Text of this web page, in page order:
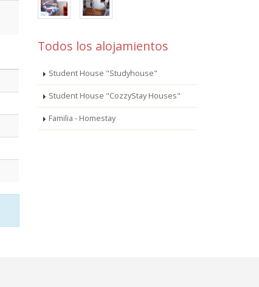
Todos los alojamientos
Student House "Studyhouse"
Student House "CozzyStay Houses"
Familia - Homestay